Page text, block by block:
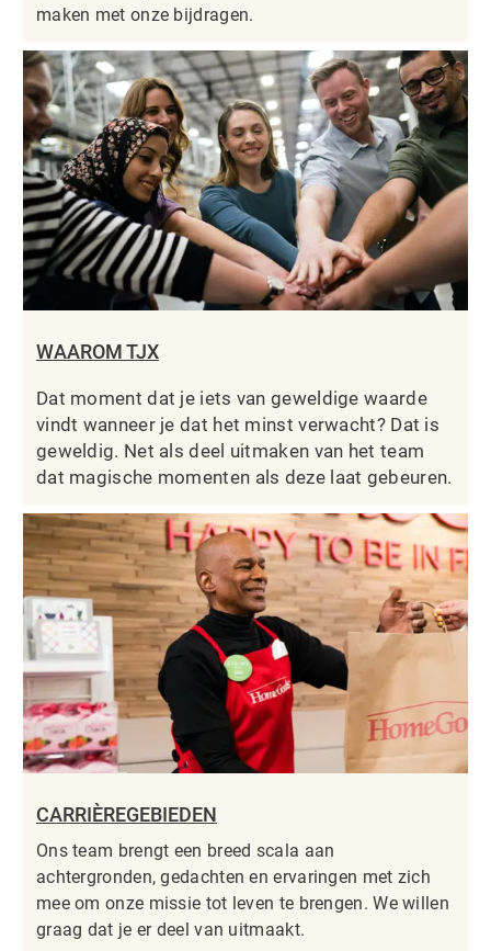
maken met onze bijdragen.
WAAROM TJX
Dat moment dat je iets van geweldige waarde
vindt wanneer je dat het minst verwacht? Dat is
geweldig. Net als deel uitmaken van het team
dat magische momenten als deze laat gebeuren.
CARRIÈREGEBIEDEN
Ons team brengt een breed scala aan
achtergronden, gedachten en ervaringen met zich
mee om onze missie tot leven te brengen. We willen
graag dat je er deel van uitmaakt.